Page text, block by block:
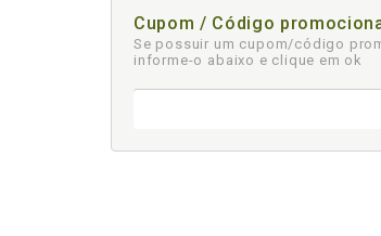
Cupom / Código
Se possuir um cupom/código
informe-o abaixo e clique em ok